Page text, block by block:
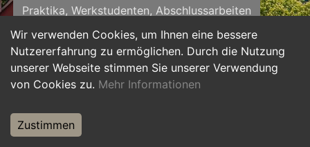
Wir verwenden Cookies, um Ihnen eine bessere
Nutzererfahrung zu ermöglichen. Durch die Nutzung
unserer Webseite stimmen Sie unserer Verwendung
von Cookies zu. Mehr Informationen
Zustimmen
Praktika, Werkstudenten, Abschlussarbeiten
Personalwesen Assistenz, Sekretariat
Hilfskräfte, Aushilfs- und Nebenjobs
Weiterbildung, Studium, duale Ausbildung